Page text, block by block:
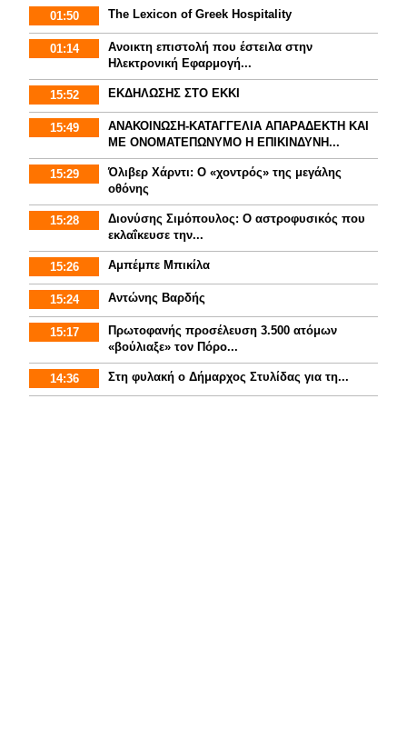
01:50 The Lexicon of Greek Hospitality
01:14
Aνοικτη επιστολή που έστειλα στην
Ηλεκτρονική Εφαρμογή...
15:52 ΕΚΔΗΛΩΣΗΣ ΣΤΟ ΕΚΚΙ
15:49
ΑΝΑΚΟΙΝΩΣΗ-ΚΑΤΑΓΓΕΛΙΑ ΑΠΑΡΑΔΕΚΤΗ ΚΑΙ
ΜΕ ΟΝΟΜΑΤΕΠΩΝΥΜΟ Η ΕΠΙΚΙΝΔΥΝΗ...
15:29
Όλιβερ Χάρντι: Ο «χοντρός» της μεγάλης
οθόνης
15:28
Διονύσης Σιμόπουλος: Ο αστροφυσικός που
εκλαΐκευσε την...
15:26 Αμπέμπε Μπικίλα
15:24 Αντώνης Βαρδής
15:17
Πρωτοφανής προσέλευση 3.500 ατόμων
«βούλιαξε» τον Πόρο...
14:36 Στη φυλακή ο Δήμαρχος Στυλίδας για τη...